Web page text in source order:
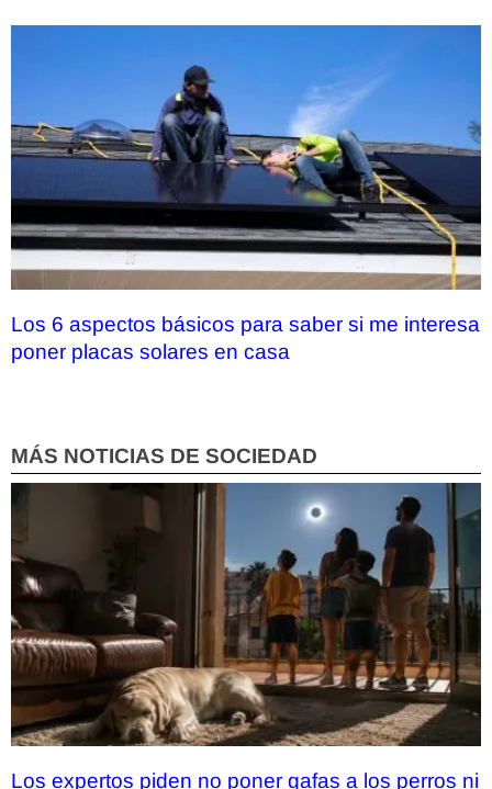
Los 6 aspectos básicos para saber si me interesa
poner placas solares en casa
MÁS NOTICIAS DE SOCIEDAD
Los expertos piden no poner gafas a los perros ni